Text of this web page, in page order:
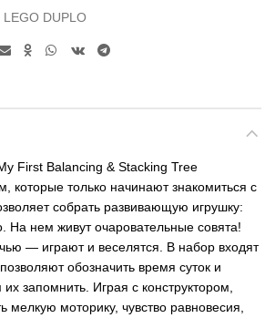
LEGO DUPLO
First Balancing & Stacking Tree
которые только начинают знакомиться с
собрать развивающую игрушку:
На нем живут очаровательные совята!
— играют и веселятся. В набор входят
обозначить время суток и
запомнить. Играя с конструктором,
мелкую моторику, чувство равновесия,